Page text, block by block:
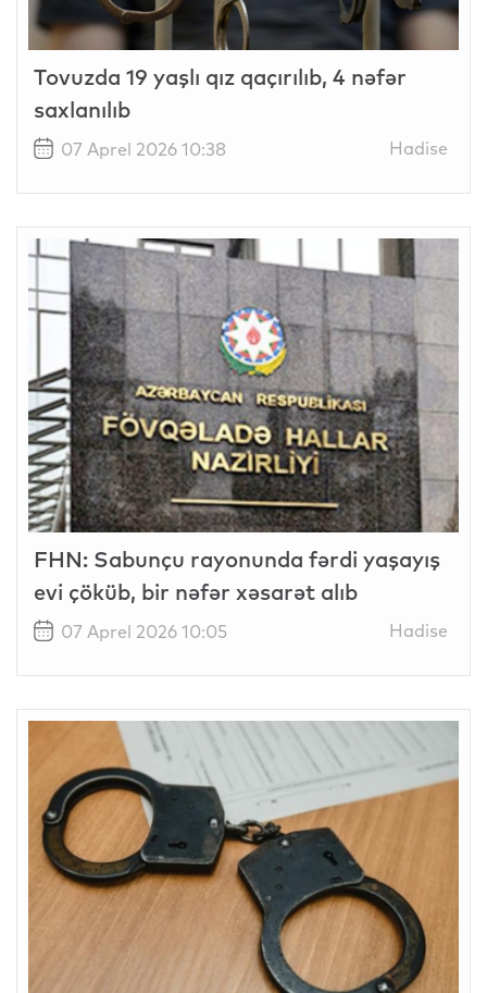
Tovuzda 19 yaşlı qız qaçırılıb, 4 nəfər
saxlanılıb
07 Aprel 2026 10:38 Hadise
FHN: Sabunçu rayonunda fərdi yaşayış
evi çöküb, bir nəfər xəsarət alıb
07 Aprel 2026 10:05 Hadise